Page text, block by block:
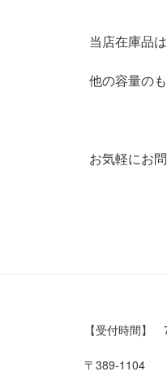
当店在庫品
他の容量の
お気軽にお
【受付時間】
〒389-1104